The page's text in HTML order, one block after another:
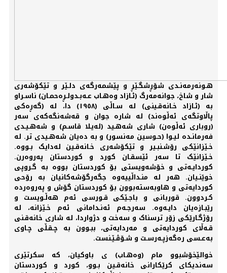
هـونەرمەنـدی شۆڕشگـێڕ و پێشمەرگەی دلـێر و تێکۆشەری
شار و شاخ، جوانەمەرگ (ئـازاد وەهـاب عـەبـدولـڕەحمـان) ناسـراو
بە (ئـازاد خـانەقـینی) لە سـاڵی (١٩٥٨) دا، لە (گەڕەکی
پاڵاوتگەی ئەڵوەند) لە شارە جوان و قەشەنگەکەی سەر
(روباری ئەڵوەن) شاری شەهـید (لەیـلا قاسـم) و شەهـیـدی
فەرمانـدە لیـوا (حـوسین مەنسور) و بە دەیان شەهـیدی تر. لە
خـێزانێکی رۆشـنبـیر و تێکۆشەری خـانەقـین لەدایک بـووە.
خـێزانێک تا سەر ئێسقـان کورد و کوردستان پەروەرن.
کوردایـەتی و خۆشەویستی بۆ کوردستان بووە بە گـروپی
خوێنـیان. هەر لە منـداڵییەوە جگەرگۆشەکانیان بە رۆحی
کوردایەتی و هاوبەستەبوون بۆ کوردستان گۆش و پەروەردە
کـردوون. قوربانی و باجـێکی قـورسی ئەم هەڵـویست و
رێبـازەیان دایـەوە. سەرجـەم ئەنـدامانی ئەم خـێزانە، لە
رۆژگـارێکی زۆر ترسناک و سەخت و دژواردا، لە شاری خانەقـنی
قـەڵای کوردایەتی و مەردایەتی، ببـوون بە چـقـڵی چـاوی
بەعـسی رەگەزپـەرسـت و شـۆڤـێـنست.
خوالێخۆشبوو مام (وەهـاب) ی باوکیان، کە سکرتێری
سەندیکای کرێکارانی خانەقـین بـوو، کورد و کوردستان